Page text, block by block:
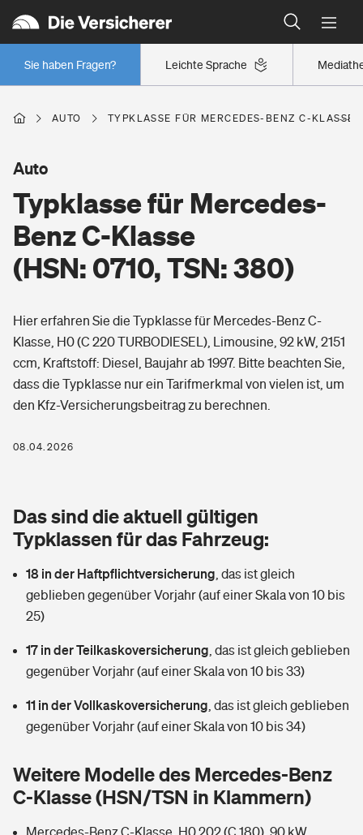
Leichte Sprache
Sie haben Fragen?
Wer versichert was: Jetzt Versicherer finden
Regionalklassen: So ist Ihre Region eingestuft
Wer versichert was: Jetzt Versicherer finden
Berufsunfähigkeitsversicherung
Arbeitsrechtsschutz
Berufshaftpflichtversicherung
Rentenrechner: Wie viel Geld bekomme ich im Alter?
Wer versichert was: Jetzt Versicherer finden
Sie haben Fragen?
Wohnen
Wohngebäudeversicherung
Hausratversicherung
Elementarversicherung
Photovoltaik
Wärmepumpen versichern
Vermieterrrechtsschutz
Mietkautionsversicherung
Restkreditversicherung
Zur Übersicht
Tools
Hochwasser-Check: Wie gefährdet ist Ihr Haus?
Wer versichert was: Jetzt Versicherer finden
Pri­vate Haft­pflicht­
Rechts­schutz­ver­si­che­rung
Kinderunfall­ver­si­che­rung
Reiseversicherung
Handyversicherung
Private Cyberversicherung
Musikinstrumentenversicherung
Gesundheit
Private Krankenversicherung
Tierkrankenversicherung
Zur Übersicht
Sie haben Fragen?
Rentenrechner: Wie viel Geld bekomme ich im Alter?
AUTO TYPKLASSE FÜR MERCEDES-BENZ C-
Typklasse für Mercedes-
Benz C-Klasse
(HSN: 0710, TSN: 380)
Auto
Hier erfahren Sie die Typklasse für Mercedes-Benz C-
Klasse, H0 (C 220 TURBODIESEL), Limousine, 92 kW, 2151
ccm, Kraftstoff: Diesel, Baujahr ab 1997. Bitte beachten Sie,
dass die Typklasse nur ein Tarifmerkmal von vielen ist, um
den Kfz-Versicherungsbeitrag zu berechnen.
08.04.2026
Das sind die aktuell gültigen
Typklassen für das Fahrzeug:
18 in der Haftpflichtversicherung das ist gleich
geblieben gegenüber Vorjahr (auf einer Skala von 10 bis
25)
17 in der Teilkaskoversicherung das ist gleich geblieben
gegenüber Vorjahr (auf einer Skala von 10 bis 33)
11 in der Vollkaskoversicherung das ist gleich geblieben
gegenüber Vorjahr (auf einer Skala von 10 bis 34)
Weitere Modelle des Mercedes-Benz
C-Klasse (HSN/TSN in Klammern)
Mercedes-Benz C-Klasse, H0 202 (C 180), 90 kW,